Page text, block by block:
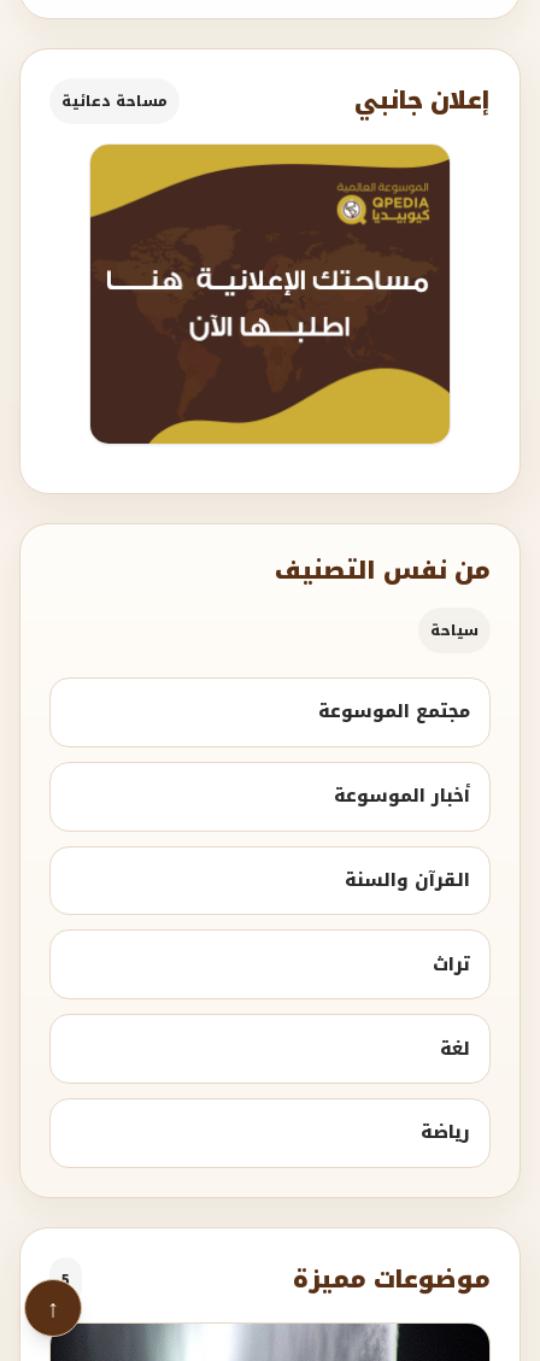
إعلان جانبي مساحة دعائية
من نفس التصنيف
سياحة
مجتمع الموسوعة
أخبار الموسوعة
القرآن والسنة
تراث
لغة
رياضة
موضوعات مميزة 5
↑